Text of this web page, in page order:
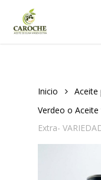
main
Inicio Aceite
Verdeo o Aceite
Extra-